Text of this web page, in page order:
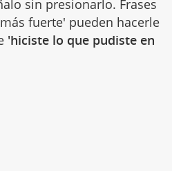
sin presionarlo. Frases
fuerte' pueden hacerle
'hiciste lo que pudiste en